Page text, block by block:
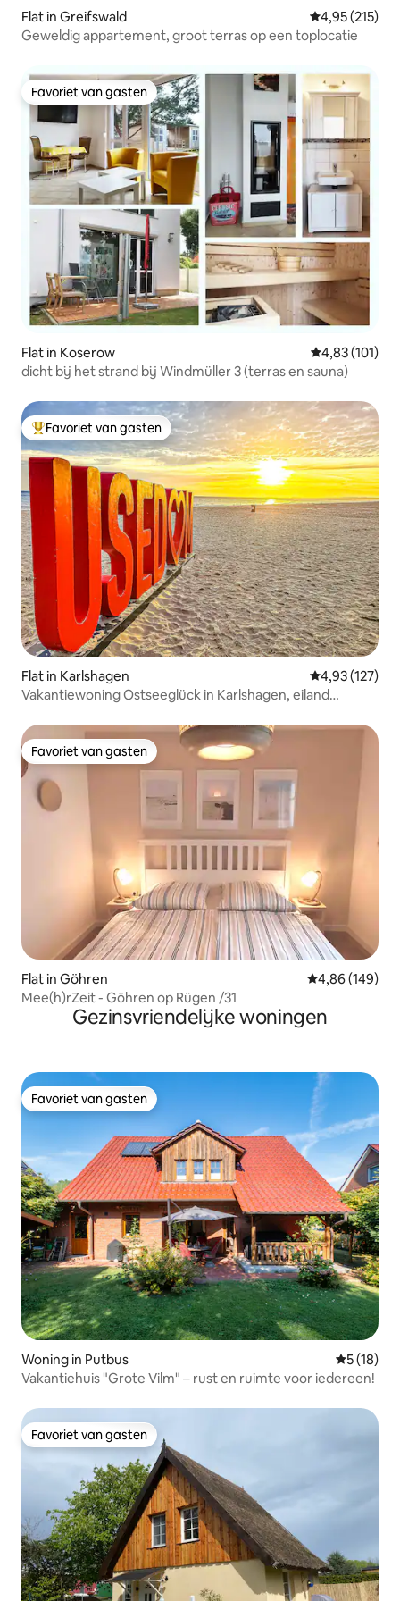
Flat in Greifswald Gemiddelde
4,95 (215)
Geweldig appartement, groot terras op een toplocatie
Favoriet van gasten
Favoriet van gasten
Flat in Koserow Gemiddelde
4,83 (101)
dicht bij het strand bij Windmüller 3 (terras en sauna)
Topfavoriet van gasten
Favoriet van gasten
Flat in Karlshagen Gemiddelde
4,93 (127)
Vakantiewoning Ostseeglück in Karlshagen, eiland
Favoriet van gasten
Favoriet van gasten
Flat in Göhren Gemiddelde
4,86 (149)
Mee(h)rZeit - Göhren op Rügen /31
Gezinsvriendelijke woningen
Favoriet van gasten
Favoriet van gasten
Woning in Putbus
5 (18)
Vakantiehuis "Grote Vilm" – rust en ruimte voor iedereen!
Favoriet van gasten
Favoriet van gasten